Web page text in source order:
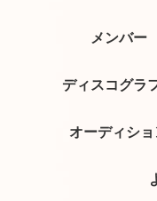
メンバー
ディスコグラ
オーディシ